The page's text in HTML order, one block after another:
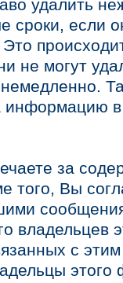
удалить
сроки, если
не могут
информацию
за
того, Вы
владельцев
с
этого